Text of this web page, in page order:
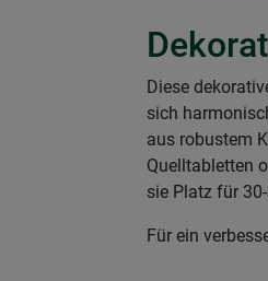
Diese
sich
aus robustem
Quelltabletten
sie Platz für
Für ein